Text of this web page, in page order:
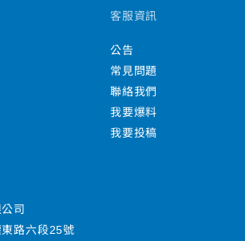
客服資訊
公告
常見問題
聯絡我們
我要爆料
我要投稿
司
路六段25號